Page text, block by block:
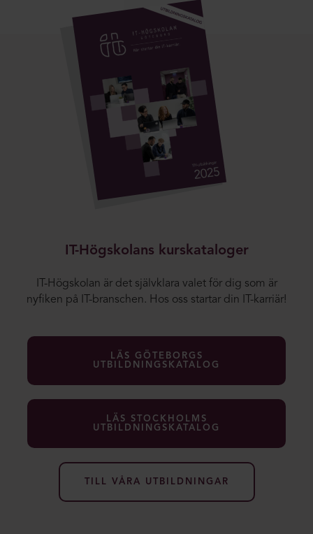
IT-Högskolans kurskataloger
IT-Högskolan är det självklara valet för dig som är
nyfiken på IT-branschen. Hos oss startar din IT-karriär!
LÄS GÖTEBORGS
UTBILDNINGSKATALOG
LÄS STOCKHOLMS
UTBILDNINGSKATALOG
TILL VÅRA UTBILDNINGAR